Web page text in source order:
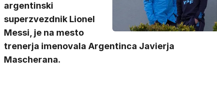
argentinski
superzvezdnik Lionel
Messi, je na mesto
trenerja imenovala Argentinca Javierja
Mascherana.